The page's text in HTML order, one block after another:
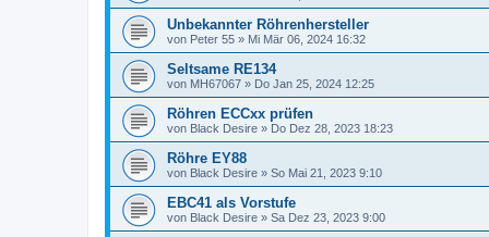
Unbekannter Röhrenhersteller
von Peter 55 » Mi Mär 06, 2024 16:32
Seltsame RE134
von MH67067 » Do Jan 25, 2024 12:25
Röhren ECCxx prüfen
von Black Desire » Do Dez 28, 2023 18:23
Röhre EY88
von Black Desire » So Mai 21, 2023 9:10
EBC41 als Vorstufe
von Black Desire » Sa Dez 23, 2023 9:00